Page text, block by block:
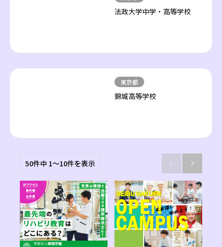
法政大学中学・高等学校
東京都
錦城高等学校
50件中 1〜10件を表示  